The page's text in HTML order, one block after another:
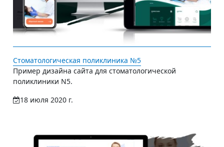
Стоматологическая поликлиника №5
Пример дизайна сайта для стоматологической
поликлиники N5.
18 июля 2020 г.